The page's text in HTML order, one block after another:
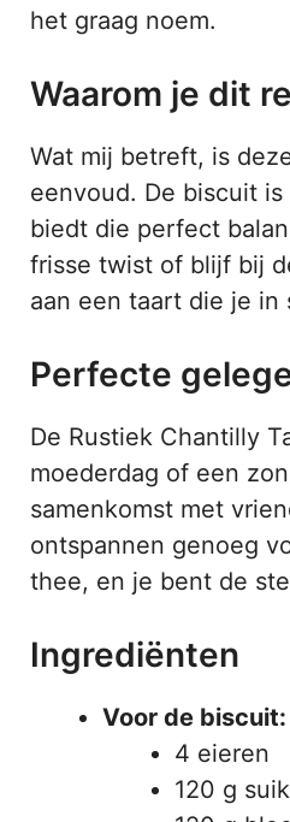
het graag noem.
Waarom je dit
Wat mij betreft, is
eenvoud. De biscuit
biedt die perfect
frisse twist of blijf bij
aan een taart die je in
Perfecte
De Rustiek Chantilly
moederdag of een
samenkomst met
ontspannen genoeg
thee, en je bent de
Ingrediënten
Voor de biscuit:
4 eieren
120 g